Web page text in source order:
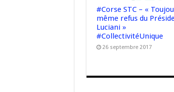
#Corse STC – «
même refus du
Luciani »
#CollectivitéUnique
26 septembre 2017